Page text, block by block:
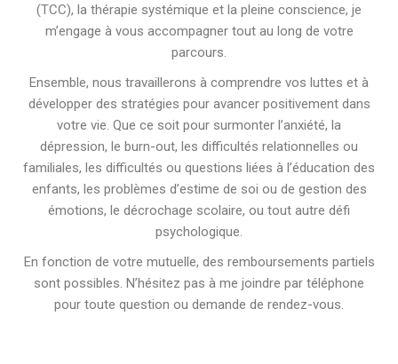
(TCC), la thérapie systémique et la pleine conscience, je
m’engage à vous accompagner tout au long de votre
parcours.
Ensemble, nous travaillerons à comprendre vos luttes et à
développer des stratégies pour avancer positivement dans
votre vie. Que ce soit pour surmonter l’anxiété, la
dépression, le burn-out, les difficultés relationnelles ou
familiales, les difficultés ou questions liées à l’éducation des
enfants, les problèmes d’estime de soi ou de gestion des
émotions, le décrochage scolaire, ou tout autre défi
psychologique.
En fonction de votre mutuelle, des remboursements partiels
sont possibles. N’hésitez pas à me joindre par téléphone
pour toute question ou demande de rendez-vous.